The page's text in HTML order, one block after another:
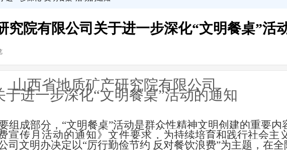
究院有限公司关于进一步深化“文明餐桌”活
山西省地质矿产研究院有限公司
于进一步深化“文明餐桌”活动的通知
成部分，“文明餐桌”活动是群众性精神文明创建的重要内
宣传月活动的通知》文件要求， 为持续培育和践行社会主
司文明办决定以“厉行勤俭节约 反对餐饮浪费”为主题，在